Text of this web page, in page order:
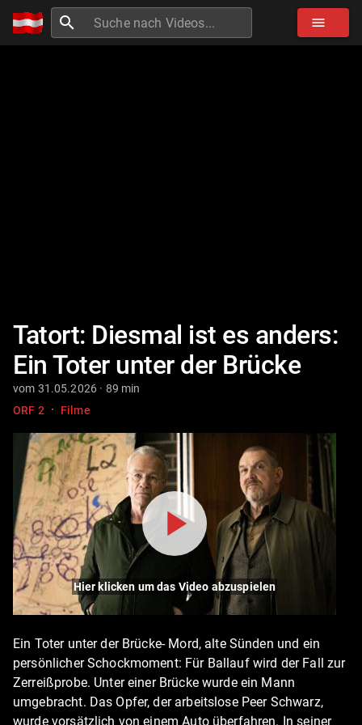
search menu
Tatort: Diesmal ist es anders:
Ein Toter unter der Brücke
vom 31.05.2026 · 89 min
ORF 2 · Filme
Hier klicken um das Video abzuspielen
Ein Toter unter der Brücke- Mord, alte Sünden und ein
persönlicher Schockmoment: Für Ballauf wird der Fall zur
Zerreißprobe. Unter einer Brücke wurde ein Mann
umgebracht. Das Opfer, der arbeitslose Peer Schwarz,
wurde vorsätzlich von einem Auto überfahren. In seiner